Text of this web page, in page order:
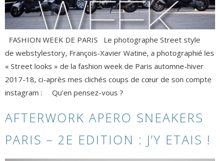
FASHION WEEK DE PARIS Le photographe Street style
de webstylestory, François-Xavier Watine, a photographié les
« Street looks » de la fashion week de Paris automne-hiver
2017-18, ci-après mes clichés coups de cœur de son compte
instagram : Qu’en pensez-vous ?
AFTERWORK APERO SNEAKERS
PARIS – 2E EDITION : J’Y ETAIS !